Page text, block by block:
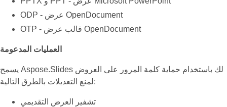
ODP - عرض OpenDocument
OTP - قالب عرض OpenDocument
العمليات المدعومة
يسمح Aspose.Slides لك باستخدام حماية كلمة المرور على العروض
لمنع التعديلات بالطرق التالية:
تشفير العرض التقديمي